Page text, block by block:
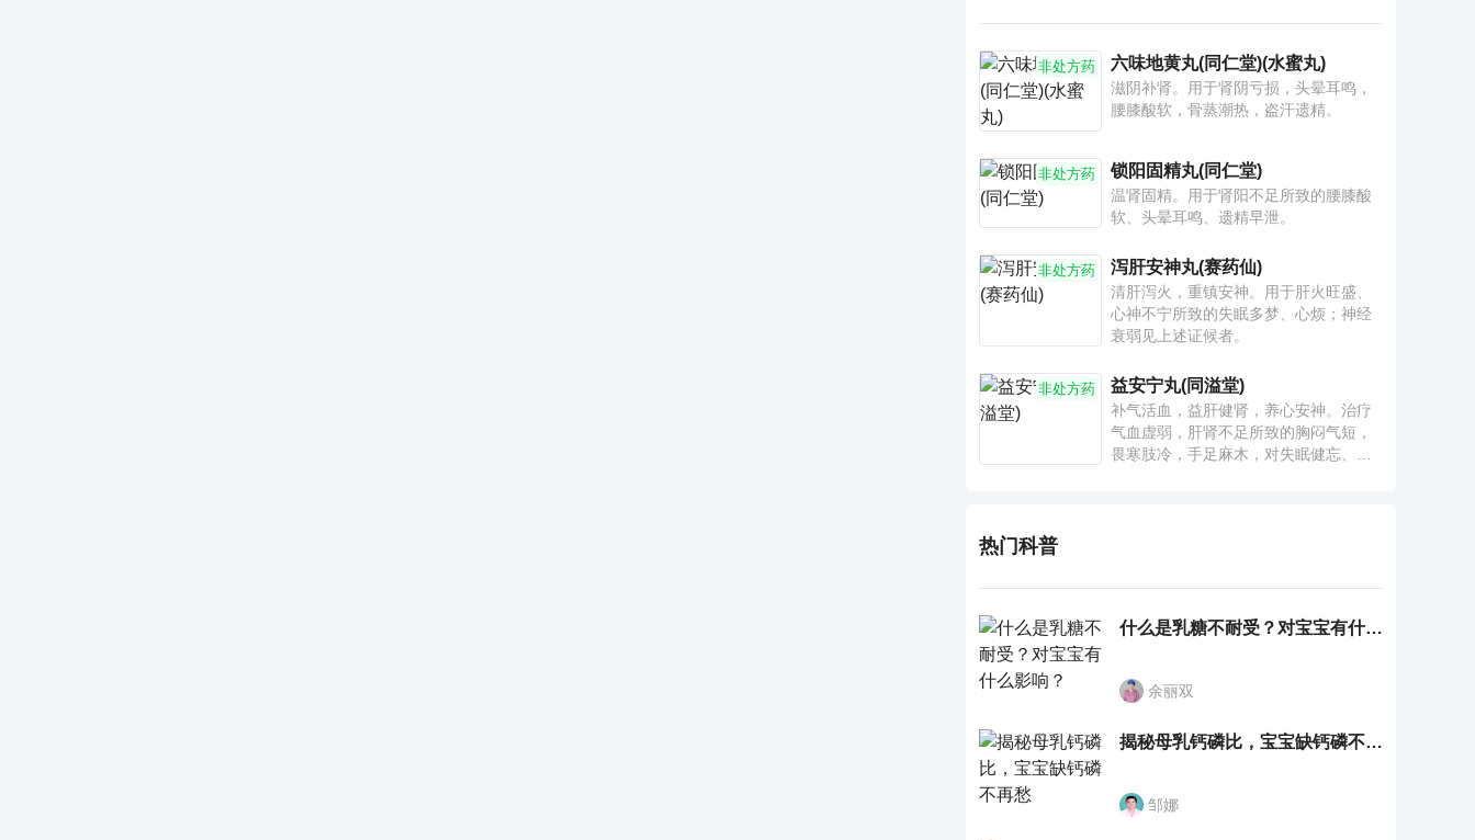
非处方药 六味地黄丸(同仁堂)(水蜜丸)
滋阴补肾。用于肾阴亏损，头晕耳鸣，
腰膝酸软，骨蒸潮热，盗汗遗精。
非处方药 锁阳固精丸(同仁堂)
温肾固精。用于肾阳不足所致的腰膝酸
软、头晕耳鸣、遗精早泄。
非处方药 泻肝安神丸(赛药仙)
清肝泻火，重镇安神。用于肝火旺盛、
心神不宁所致的失眠多梦、心烦；神经
衰弱见上述证候者。
非处方药 益安宁丸(同溢堂)
补气活血，益肝健肾，养心安神。治疗
气血虚弱，肝肾不足所致的胸闷气短，
畏寒肢冷，手足麻木，对失眠健忘、神
热门科普
什么是乳糖不耐受？对宝宝有什么影响？
余丽双
揭秘母乳钙磷比，宝宝缺钙磷不再愁
邹娜